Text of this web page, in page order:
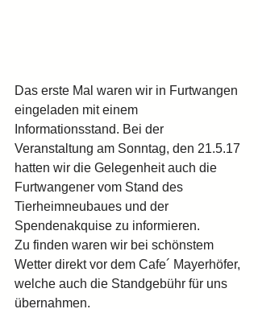
Das erste Mal waren wir in Furtwangen
eingeladen mit einem
Informationsstand. Bei der
Veranstaltung am Sonntag, den 21.5.17
hatten wir die Gelegenheit auch die
Furtwangener vom Stand des
Tierheimneubaues und der
Spendenakquise zu informieren.
Zu finden waren wir bei schönstem
Wetter direkt vor dem Cafe´ Mayerhöfer,
welche auch die Standgebühr für uns
übernahmen.